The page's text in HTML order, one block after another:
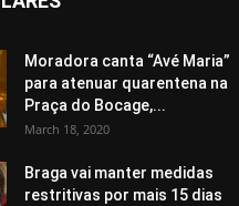
Moradora canta “Avé Maria”
para atenuar quarentena na
Praça do Bocage,...
March 18, 2020
Braga vai manter medidas
restritivas por mais 15 dias